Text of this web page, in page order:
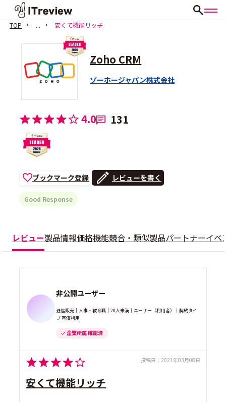
TOP ... 安くて機能リッチ
Zoho CRM
ゾーホージャパン株式会社
4.0 131
ブックマーク登録 レビューを書く
Good Response
レビュー製品情報価格機能競合・類似製品パートナーイベ
非公開ユーザー
通信販売｜人事・教育職｜20人未満｜ユーザー（利用者）｜契約タイ
プ 有償利用
企業所属 確認済
投稿日： 2021年03月08日
安くて機能リッチ